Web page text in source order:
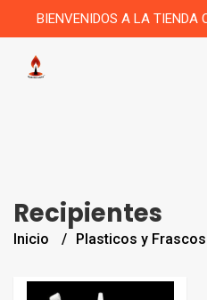
BIENVENIDOS A LA TIENDA
Recipientes
Inicio Plasticos y Frascos